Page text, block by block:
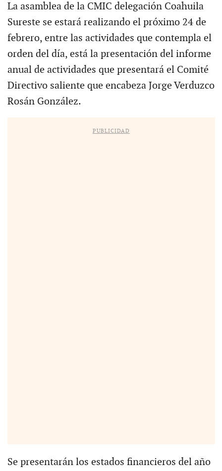
La asamblea de la CMIC delegación Coahuila
Sureste se estará realizando el próximo 24 de
febrero, entre las actividades que contempla el
orden del día, está la presentación del informe
anual de actividades que presentará el Comité
Directivo saliente que encabeza Jorge Verduzco
Rosán González.
PUBLICIDAD
Se presentarán los estados financieros del año